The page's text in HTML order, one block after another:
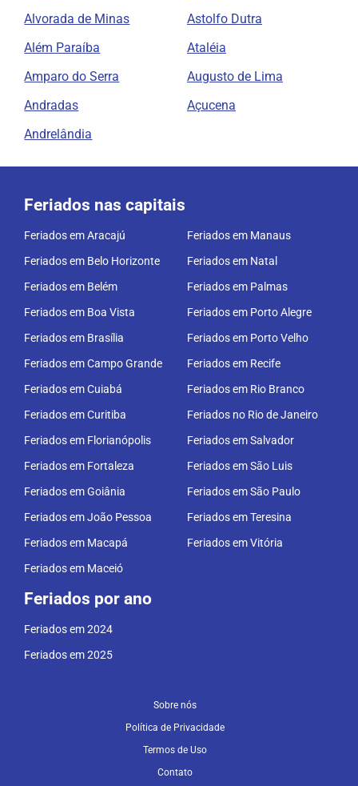
Alvorada de Minas
Além Paraíba
Amparo do Serra
Andradas
Andrelândia
Astolfo Dutra
Ataléia
Augusto de Lima
Açucena
Feriados nas capitais
Feriados em Aracajú
Feriados em Belo Horizonte
Feriados em Belém
Feriados em Boa Vista
Feriados em Brasília
Feriados em Campo Grande
Feriados em Cuiabá
Feriados em Curitiba
Feriados em Florianópolis
Feriados em Fortaleza
Feriados em Goiânia
Feriados em João Pessoa
Feriados em Macapá
Feriados em Maceió
Feriados em Manaus
Feriados em Natal
Feriados em Palmas
Feriados em Porto Alegre
Feriados em Porto Velho
Feriados em Recife
Feriados em Rio Branco
Feriados no Rio de Janeiro
Feriados em Salvador
Feriados em São Luis
Feriados em São Paulo
Feriados em Teresina
Feriados em Vitória
Feriados por ano
Feriados em 2024
Feriados em 2025
Sobre nós
Política de Privacidade
Termos de Uso
Contato